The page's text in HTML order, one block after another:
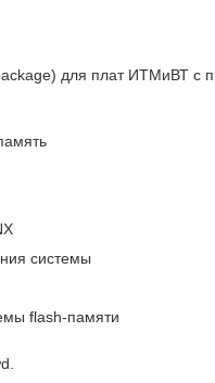
для плат ИТМиВТ
системы
flash-памяти